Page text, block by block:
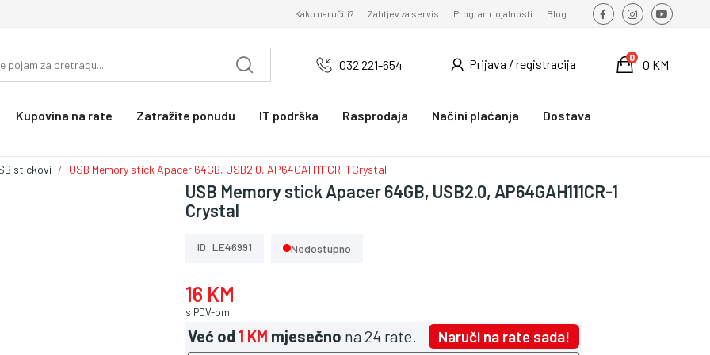
Kako naručiti? Zahtjev za servis Program lojalnosti Blog
032 221-654 Prijava / registracija 0 KM
0
Kupovina na rate Zatražite ponudu IT podrška Rasprodaja Načini plaćanja Dostava
stickovi USB Memory stick Apacer 64GB, USB2.0, AP64GAH111CR-1 Crystal
USB Memory stick Apacer 64GB, USB2.0, AP64GAH111CR-1
Crystal
ID: LE46991 Nedostupno
16 KM
s PDV-om
Već od 1 KM mjesečno na 24 rate. Naruči na rate sada!